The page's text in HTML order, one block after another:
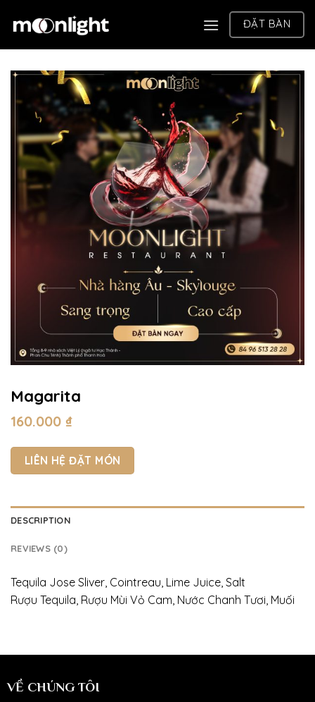
đến
ĐẶT BÀN
Magarita
160.000 ₫
LIÊN HỆ ĐẶT MÓN
DESCRIPTION
REVIEWS (0)
Tequila Jose Sliver, Cointreau, Lime Juice, Salt
Rượu Tequila, Rượu Mùi Vỏ Cam, Nước Chanh Tươi, Muối
VỀ CHÚNG TÔI